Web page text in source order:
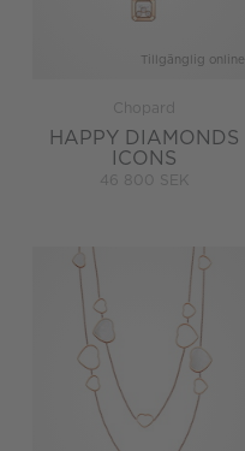
Tillgänglig online
Chopard
HAPPY DIAMONDS
ICONS
46 800 SEK